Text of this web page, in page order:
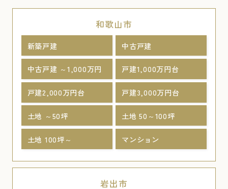
和歌山市
新築戸建 中古戸建
中古戸建 ～1,000万円 戸建1,000万円台
戸建2,000万円台 戸建3,000万円台
土地 ～50坪 土地 50～100坪
土地 100坪～ マンション
岩出市